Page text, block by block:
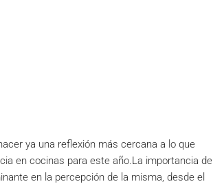
ya una reflexión más cercana a lo que
en cocinas para este año.La importancia del
en la percepción de la misma, desde el